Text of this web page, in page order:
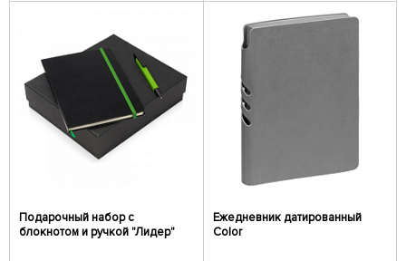
Подарочный набор с
блокнотом и ручкой "Лидер"
Ежедневник датированный
Color